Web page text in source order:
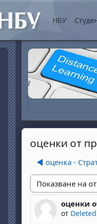
Прескочи на
НБУ
оценки от
◀︎ оценка -
Начин на
оценки
от
Number